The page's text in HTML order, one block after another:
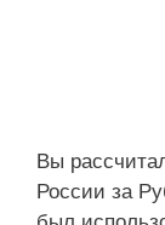
Вы
России за